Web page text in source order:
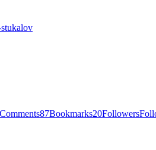
Comments87Bookmarks20Followers